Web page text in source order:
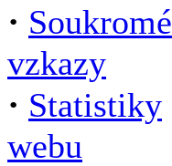
· Soukromé
vzkazy
· Statistiky
webu